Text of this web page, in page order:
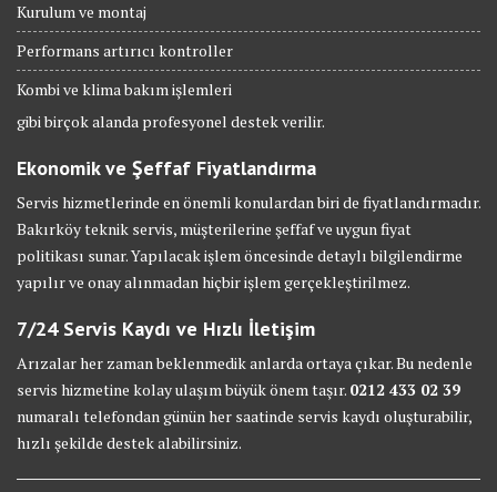
Kurulum ve montaj
Performans artırıcı kontroller
Kombi ve klima bakım işlemleri
gibi birçok alanda profesyonel destek verilir.
Ekonomik ve Şeffaf Fiyatlandırma
Servis hizmetlerinde en önemli konulardan biri de fiyatlandırmadır.
Bakırköy teknik servis, müşterilerine şeffaf ve uygun fiyat
politikası sunar. Yapılacak işlem öncesinde detaylı bilgilendirme
yapılır ve onay alınmadan hiçbir işlem gerçekleştirilmez.
7/24 Servis Kaydı ve Hızlı İletişim
Arızalar her zaman beklenmedik anlarda ortaya çıkar. Bu nedenle
servis hizmetine kolay ulaşım büyük önem taşır. 0212 433 02 39
numaralı telefondan günün her saatinde servis kaydı oluşturabilir,
hızlı şekilde destek alabilirsiniz.